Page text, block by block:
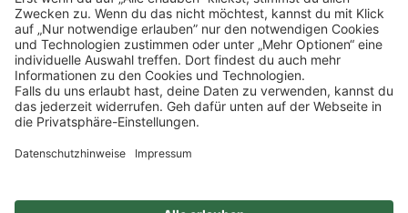
Klickehier, um alle offenen Jobs zu sehen.
Impressum Datenschutz
Privatsphäre-Einstellungen
FAQ
Veranstaltungen
Sitemap